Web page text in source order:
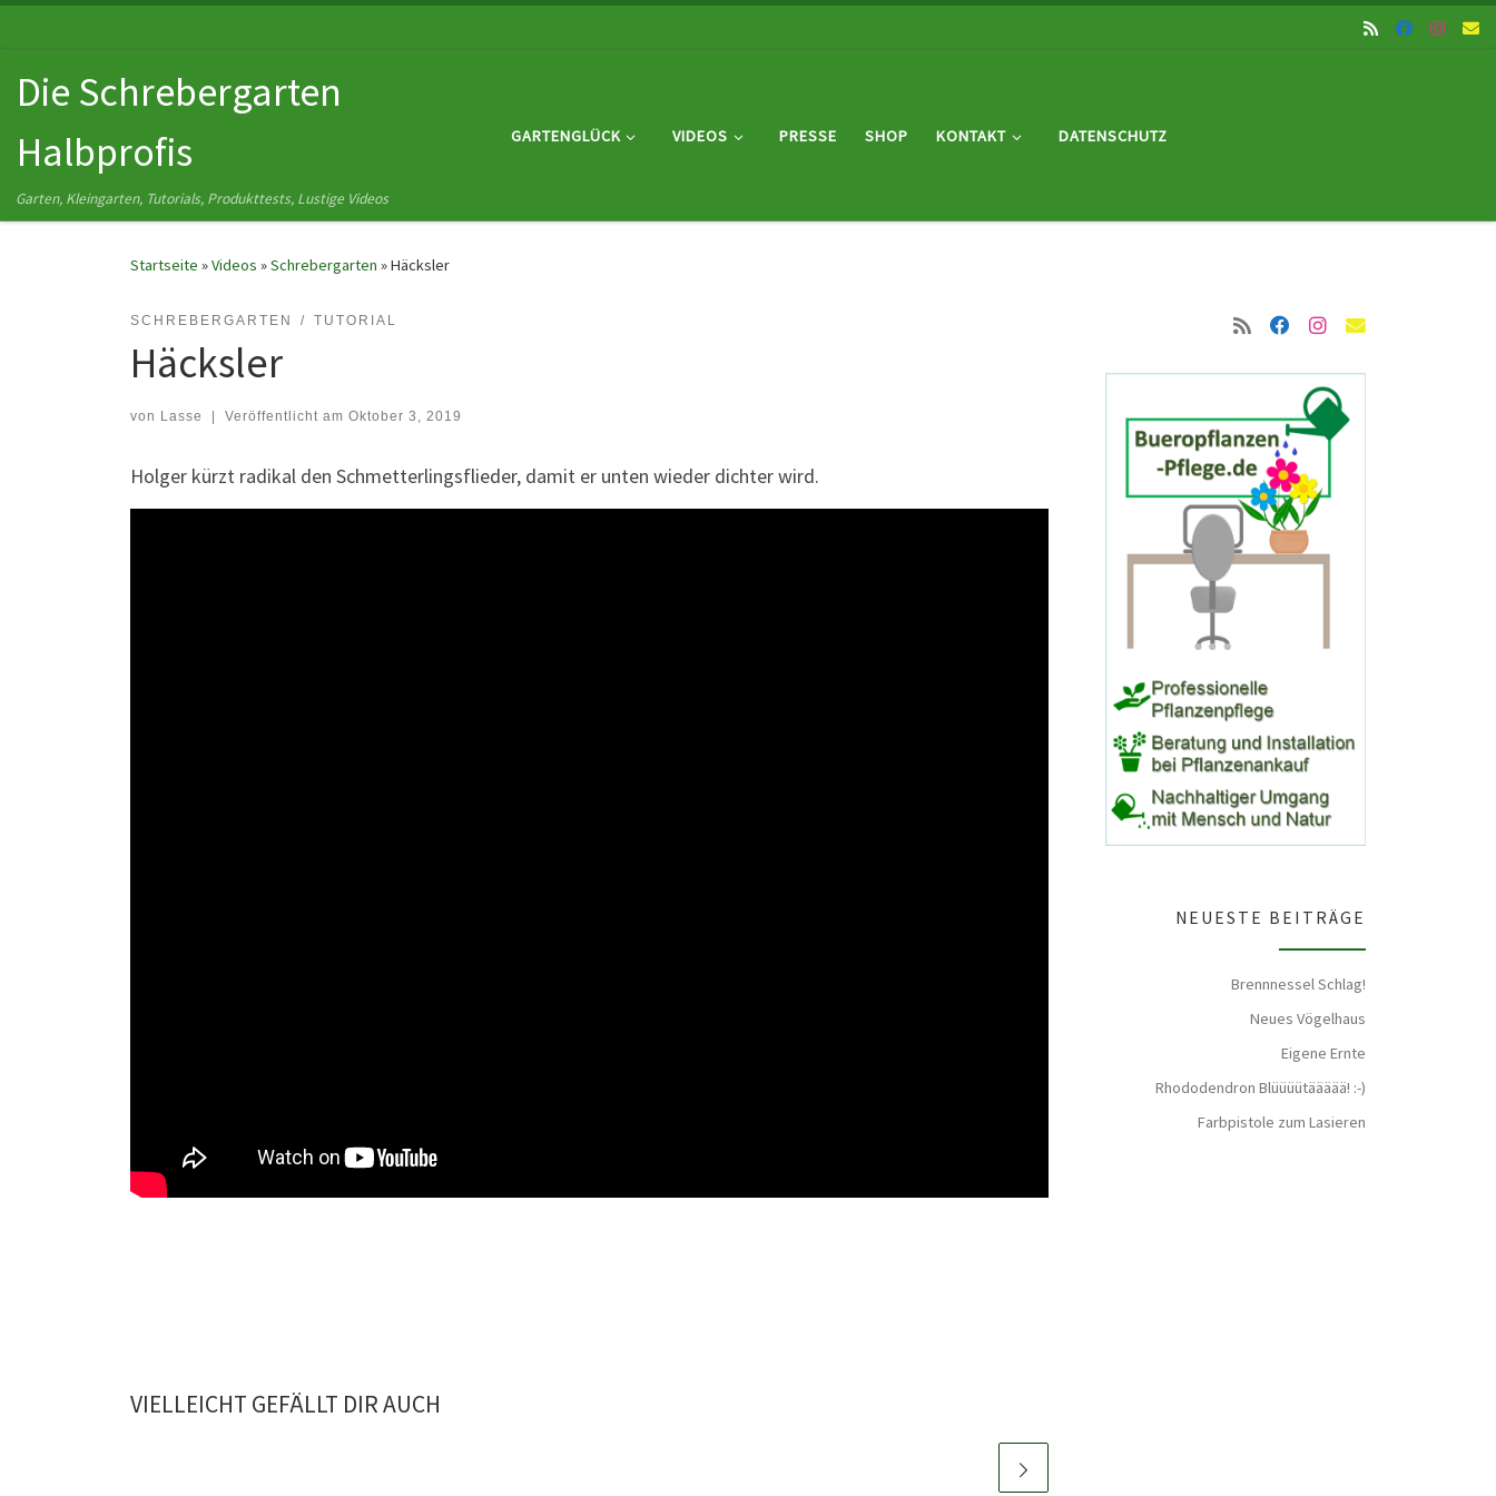
Die Schrebergarten
Halbprofis
Garten, Kleingarten, Tutorials, Produkttests, Lustige Videos
GARTENGLÜCK VIDEOS PRESSE SHOP KONTAKT DATENSCHUTZ
Startseite »Videos »Schrebergarten »Häcksler
SCHREBERGARTEN TUTORIAL
Häcksler
von Lasse Veröffentlicht am Oktober 3, 2019
Holger kürzt radikal den Schmetterlingsflieder, damit er unten wieder dichter wird.
VIELLEICHT GEFÄLLT DIR AUCH
NEUESTE BEITRÄGE
Brennnessel Schlag!
Neues Vögelhaus
Eigene Ernte
Rhododendron Blüüüütäääää! :-)
Farbpistole zum Lasieren